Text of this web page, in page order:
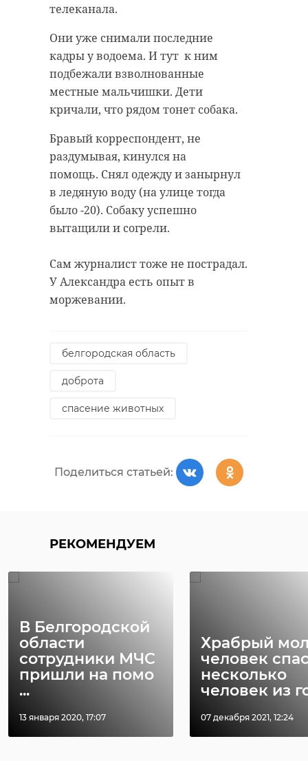
телеканала.
Они уже снимали последние
кадры у водоема. И тут к ним
подбежали взволнованные
местные мальчишки. Дети
кричали, что рядом тонет собака.
Бравый корреспондент, не
раздумывая, кинулся на
помощь. Снял одежду и занырнул
в ледяную воду (на улице тогда
было -20). Собаку успешно
вытащили и согрели.
Сам журналист тоже не пострадал.
У Александра есть опыт в
моржевании.
белгородская область
доброта
спасение животных
Поделиться статьей:
РЕКОМЕНДУЕМ
В Белгородской
области
сотрудники МЧС
пришли на помо
...
13 января 2020, 17:07
Храбрый
человек
несколько
человек из
07 декабря 2021, 12:24